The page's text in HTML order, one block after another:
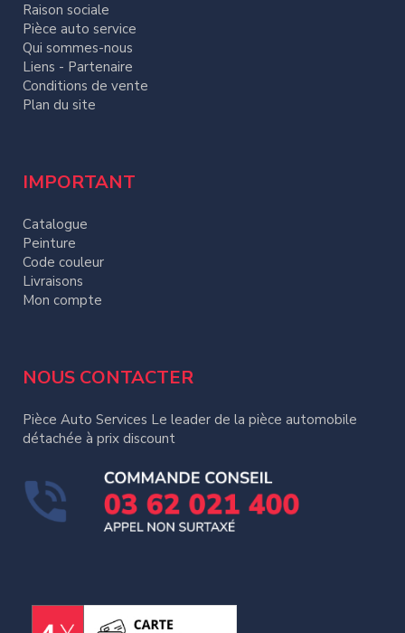
Raison sociale
Pièce auto service
Qui sommes-nous
Liens - Partenaire
Conditions de vente
Plan du site
IMPORTANT
Catalogue
Peinture
Code couleur
Livraisons
Mon compte
NOUS CONTACTER
Pièce Auto Services Le leader de la pièce automobile
détachée à prix discount